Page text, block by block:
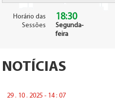
Horário das
Sessões
18:30
Segunda-
feira
NOTÍCIAS
29 . 10 . 2025 - 14 : 07